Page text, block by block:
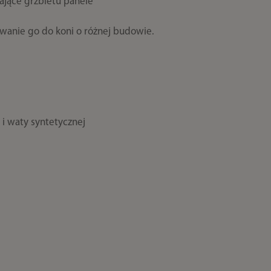
go do koni o różnej budowie.
i waty syntetycznej